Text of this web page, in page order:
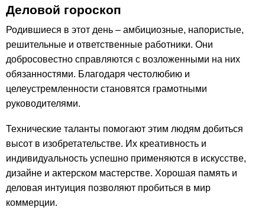
Деловой гороскоп
Родившиеся в этот день – амбициозные, напористые,
решительные и ответственные работники. Они
добросовестно справляются с возложенными на них
обязанностями. Благодаря честолюбию и
целеустремленности становятся грамотными
руководителями.
Технические таланты помогают этим людям добиться
высот в изобретательстве. Их креативность и
индивидуальность успешно применяются в искусстве,
дизайне и актерском мастерстве. Хорошая память и
деловая интуиция позволяют пробиться в мир
коммерции.